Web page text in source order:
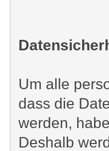
Um alle
dass die
werden,
Deshalb